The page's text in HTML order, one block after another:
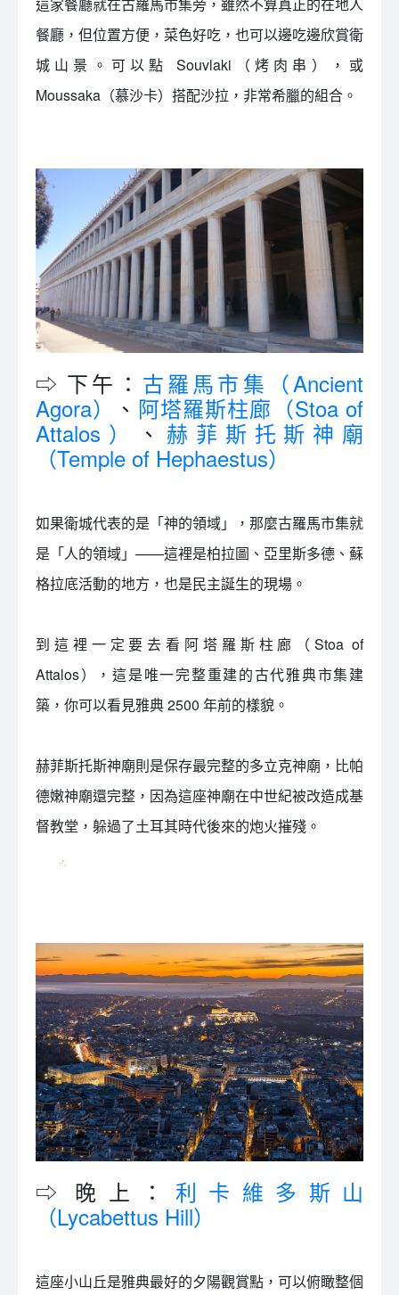
餐廳，但位置方便，菜色好吃，也可以邊吃邊欣賞衛
城山景。可以點 Souvlaki（烤肉串），或
Moussaka（慕沙卡）搭配沙拉，非常希臘的組合。
⇨ 下午： 古羅馬市集（Ancient
Agora）
、 阿塔羅斯柱廊（Stoa of
Attalos）
、 赫菲斯托斯神廟
（Temple of Hephaestus）
如果衛城代表的是「神的領域」，那麼古羅馬市集就
是「人的領域」——這裡是柏拉圖、亞里斯多德、蘇
格拉底活動的地方，也是民主誕生的現場。
到這裡一定要去看阿塔羅斯柱廊（Stoa of
Attalos），這是唯一完整重建的古代雅典市集建
築，你可以看見雅典 2500 年前的樣貌。
赫菲斯托斯神廟則是保存最完整的多立克神廟，比帕
德嫩神廟還完整，因為這座神廟在中世紀被改造成基
督教堂，躲過了土耳其時代後來的炮火摧殘。
⇨ 晚上： 利卡維多斯山
（Lycabettus Hill）
這座小山丘是雅典最好的夕陽觀賞點，可以俯瞰整個